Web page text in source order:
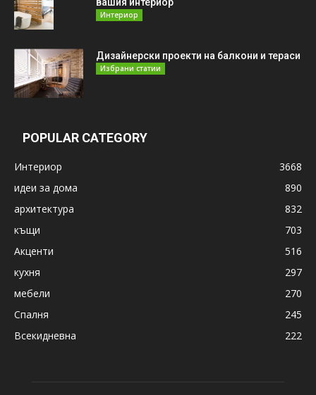
Интериор
Дизайнерски проекти на балкони и тераси
Избрани статии
POPULAR CATEGORY
Интериор
3668
идеи за дома
890
архитектура
832
къщи
703
Акценти
516
кухня
297
мебели
270
Спалня
245
Всекидневна
222